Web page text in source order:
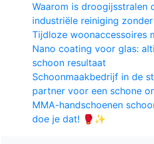
Waarom is droogijsstralen
industriële reiniging
Tijdloze woonaccessoires
Nano coating voor glas:
schoon resultaat
Schoonmaakbedrijf in de
partner voor een schone
MMA-handschoenen
doe je dat! 🥊✨